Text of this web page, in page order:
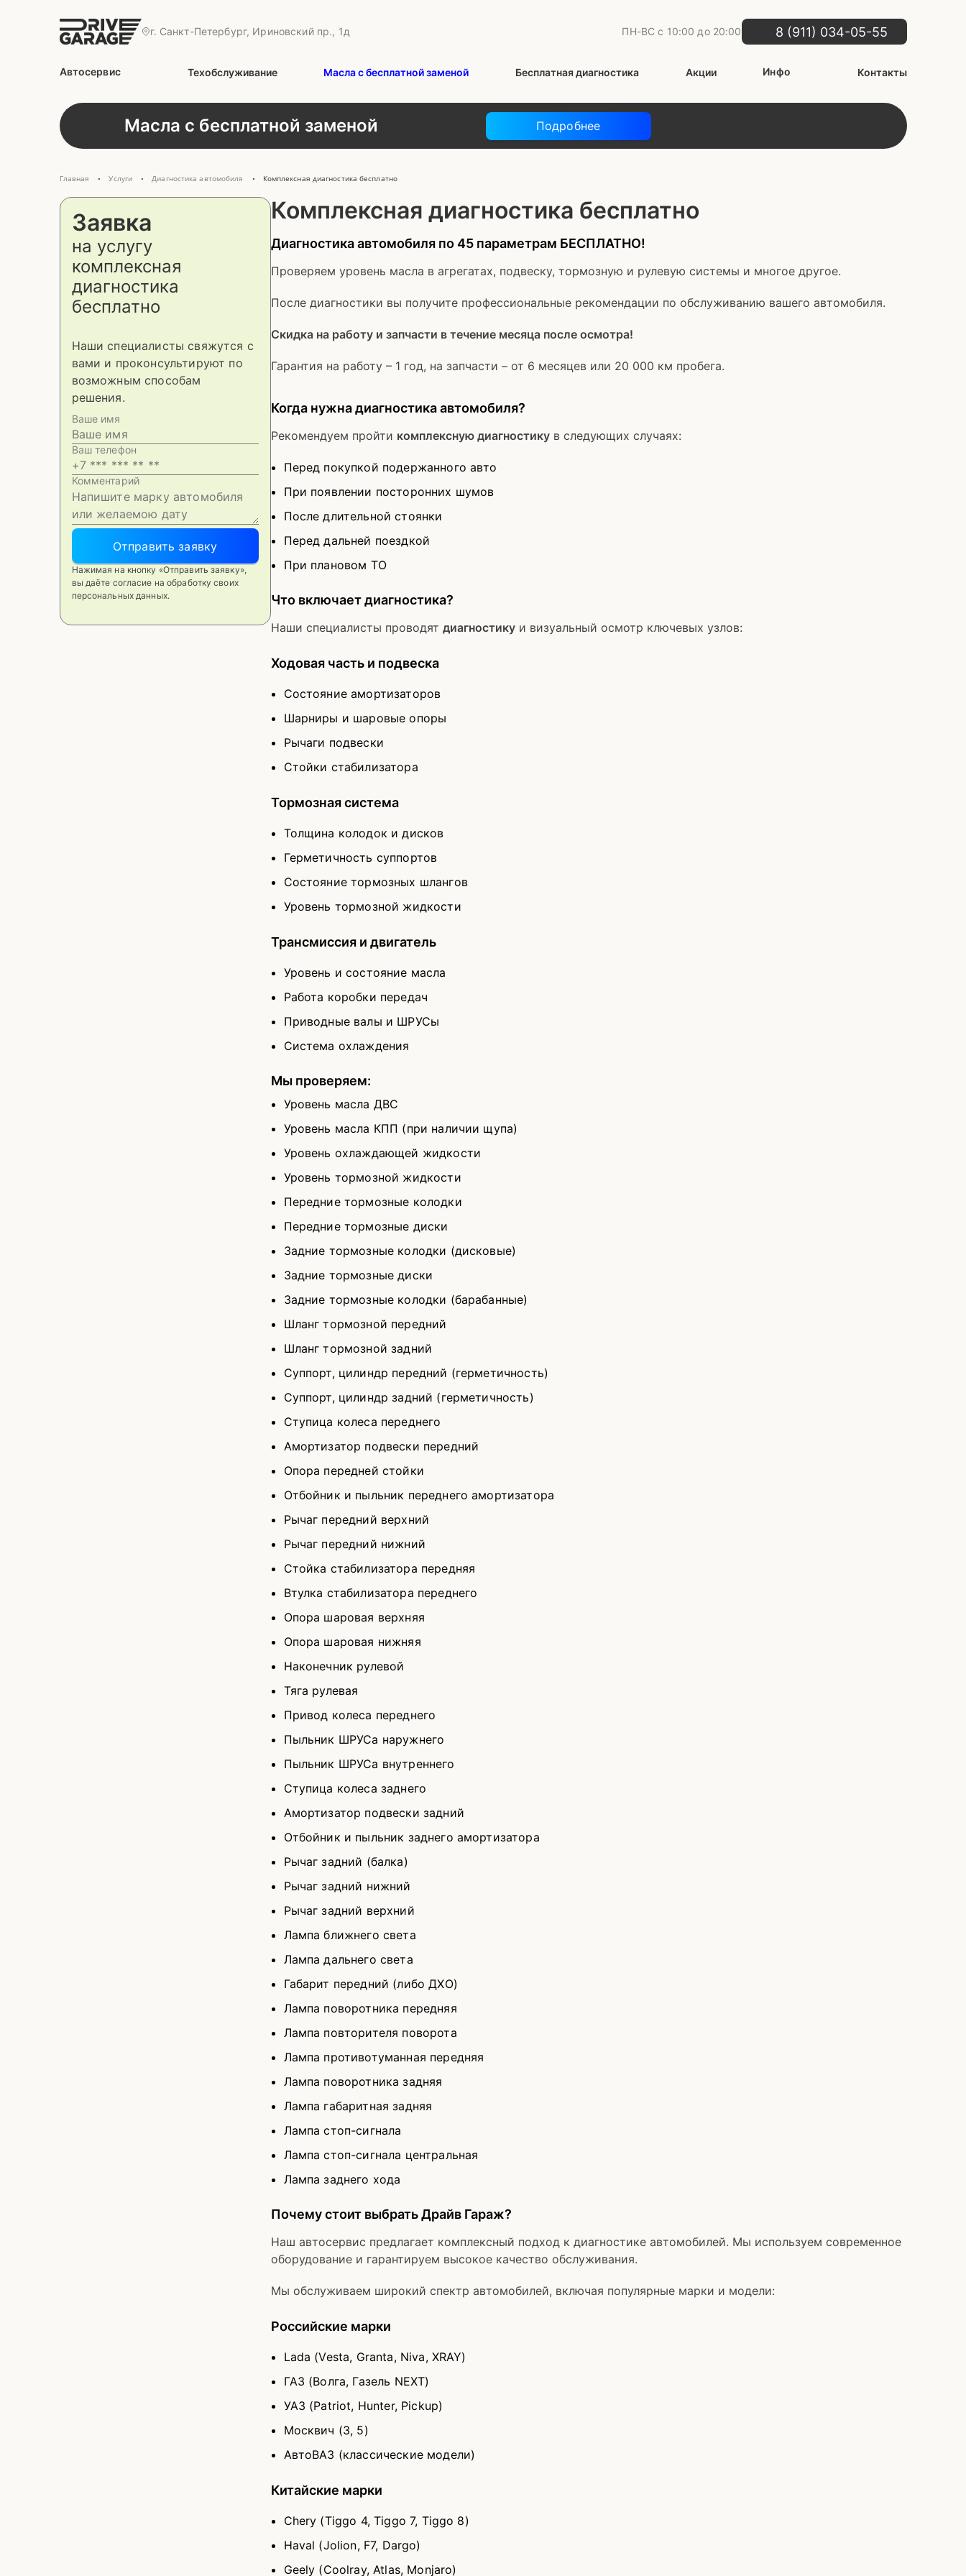
г. Санкт-Петербург, Ириновский пр., 1д ПН-ВС с 10:00 до 20:00 8 (911) 034-05-55
Автосервис Техобслуживание Масла с бесплатной заменой Бесплатная диагностика Акции Инфо Контакты
Масла с бесплатной заменой Подробнее
Главная • Услуги • Диагностика автомобиля • Комплексная диагностика бесплатно
Заявка
на услугу
комплексная
диагностика
бесплатно
Наши специалисты свяжутся с
вами и проконсультируют по
возможным способам
решения.
Ваше имя
Ваш телефон
Комментарий
Отправить заявку
Нажимая на кнопку «Отправить заявку»,
вы даёте согласие на обработку своих
персональных данных.
Комплексная диагностика бесплатно
Диагностика автомобиля по 45 параметрам БЕСПЛАТНО!
Проверяем уровень масла в агрегатах, подвеску, тормозную и рулевую системы и многое другое.
После диагностики вы получите профессиональные рекомендации по обслуживанию вашего автомобиля.
Скидка на работу и запчасти в течение месяца после осмотра!
Гарантия на работу – 1 год, на запчасти – от 6 месяцев или 20 000 км пробега.
Когда нужна диагностика автомобиля?
Рекомендуем пройти комплексную диагностикув следующих случаях:
Перед покупкой подержанного авто
При появлении посторонних шумов
После длительной стоянки
Перед дальней поездкой
При плановом ТО
Что включает диагностика?
Наши специалисты проводят диагностикуи визуальный осмотр ключевых узлов:
Ходовая часть и подвеска
Состояние амортизаторов
Шарниры и шаровые опоры
Рычаги подвески
Стойки стабилизатора
Тормозная система
Толщина колодок и дисков
Герметичность суппортов
Состояние тормозных шлангов
Уровень тормозной жидкости
Трансмиссия и двигатель
Уровень и состояние масла
Работа коробки передач
Приводные валы и ШРУСы
Система охлаждения
Мы проверяем:
Уровень масла ДВС
Уровень масла КПП (при наличии щупа)
Уровень охлаждающей жидкости
Уровень тормозной жидкости
Передние тормозные колодки
Передние тормозные диски
Задние тормозные колодки (дисковые)
Задние тормозные диски
Задние тормозные колодки (барабанные)
Шланг тормозной передний
Шланг тормозной задний
Суппорт, цилиндр передний (герметичность)
Суппорт, цилиндр задний (герметичность)
Ступица колеса переднего
Амортизатор подвески передний
Опора передней стойки
Отбойник и пыльник переднего амортизатора
Рычаг передний верхний
Рычаг передний нижний
Стойка стабилизатора передняя
Втулка стабилизатора переднего
Опора шаровая верхняя
Опора шаровая нижняя
Наконечник рулевой
Тяга рулевая
Привод колеса переднего
Пыльник ШРУСа наружнего
Пыльник ШРУСа внутреннего
Ступица колеса заднего
Амортизатор подвески задний
Отбойник и пыльник заднего амортизатора
Рычаг задний (балка)
Рычаг задний нижний
Рычаг задний верхний
Лампа ближнего света
Лампа дальнего света
Габарит передний (либо ДХО)
Лампа поворотника передняя
Лампа повторителя поворота
Лампа противотуманная передняя
Лампа поворотника задняя
Лампа габаритная задняя
Лампа стоп-сигнала
Лампа стоп-сигнала центральная
Лампа заднего хода
Почему стоит выбрать Драйв Гараж?
Наш автосервис предлагает комплексный подход к диагностике автомобилей. Мы используем современное
оборудование и гарантируем высокое качество обслуживания.
Мы обслуживаем широкий спектр автомобилей, включая популярные марки и модели:
Российские марки
Lada (Vesta, Granta, Niva, XRAY)
ГАЗ (Волга, Газель NEXT)
УАЗ (Patriot, Hunter, Pickup)
Москвич (3, 5)
АвтоВАЗ (классические модели)
Китайские марки
Chery (Tiggo 4, Tiggo 7, Tiggo 8)
Haval (Jolion, F7, Dargo)
Geely (Coolray, Atlas, Monjaro)